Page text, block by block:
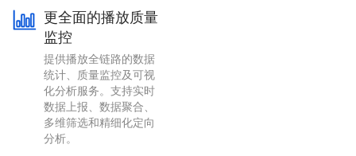
更全面的播放质量
监控
提供播放全链路的数据
统计、质量监控及可视
化分析服务。支持实时
数据上报、数据聚合、
多维筛选和精细化定向
分析。